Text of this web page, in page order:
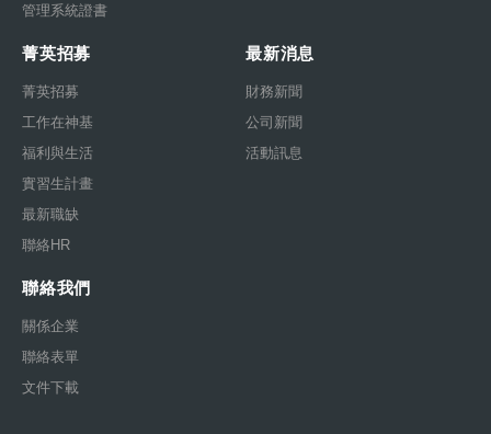
管理系統證書
菁英招募
菁英招募
工作在神基
福利與生活
實習生計畫
最新職缺
聯絡HR
最新消息
財務新聞
公司新聞
活動訊息
聯絡我們
關係企業
聯絡表單
文件下載